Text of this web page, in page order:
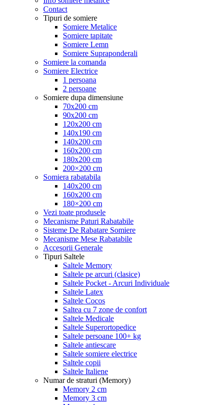
Contact
Tipuri de somiere
Somiere Metalice
Somiere tapitate
Somiere Lemn
Somiere Supraponderali
Somiere la comanda
Somiere Electrice
1 persoana
2 persoane
Somiere dupa dimensiune
70x200 cm
90x200 cm
120x200 cm
140x190 cm
140x200 cm
160x200 cm
180x200 cm
200×200 cm
Somiera rabatabila
140x200 cm
160x200 cm
180×200 cm
Vezi toate produsele
Mecanisme Paturi Rabatabile
Sisteme De Rabatare Somiere
Mecanisme Mese Rabatabile
Accesorii Generale
Tipuri Saltele
Saltele Memory
Saltele pe arcuri (clasice)
Saltele Pocket - Arcuri Individuale
Saltele Latex
Saltele Cocos
Saltea cu 7 zone de confort
Saltele Medicale
Saltele Superortopedice
Saltele persoane 100+ kg
Saltele antiescare
Saltele somiere electrice
Saltele copii
Saltele Italiene
Numar de straturi (Memory)
Memory 2 cm
Memory 3 cm